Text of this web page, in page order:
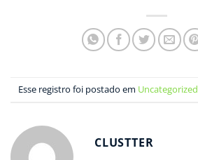
Esse registro foi postado em Uncategorized
CLUSTTER